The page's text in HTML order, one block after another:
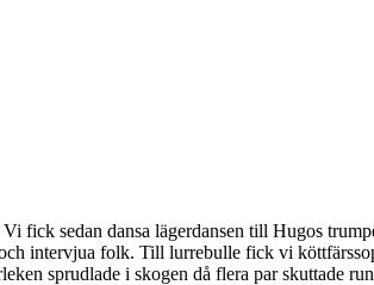
fick sedan dansa lägerdansen till Hugos
intervjua folk. Till lurrebulle fick vi
sprudlade i skogen då flera par